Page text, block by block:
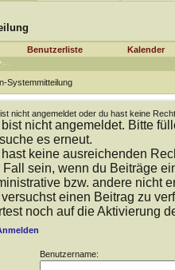
Benutzerliste Kalender
Systemmitteilung
nicht angemeldet oder du hast keine
bist nicht angemeldet. Bitte
es erneut.
hast keine ausreichenden
Fall sein, wenn du Beiträge
bzw. andere nicht
versuchst einen Beitrag zu
noch auf die Aktivierung
Benutzername: